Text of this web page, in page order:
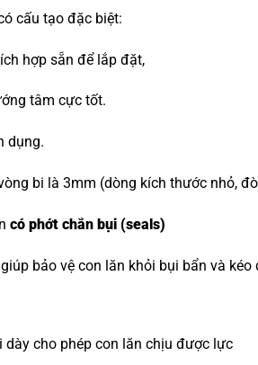
cấu tạo đặc biệt:
hợp sẵn để lắp đặt,
tâm cực tốt.
dụng.
bi là 3mm (dòng kích thước nhỏ,
có phớt chắn bụi (seals)
bảo vệ con lăn khỏi bụi bẩn và
dày cho phép con lăn chịu được lực